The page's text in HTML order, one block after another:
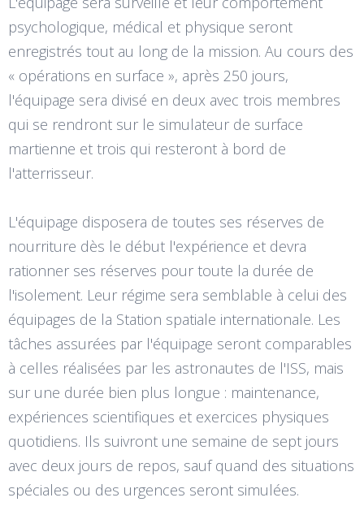
psychologique, médical et physique seront
enregistrés tout au long de la mission. Au cours des
« opérations en surface », après 250 jours,
l'équipage sera divisé en deux avec trois membres
qui se rendront sur le simulateur de surface
martienne et trois qui resteront à bord de
l'atterrisseur.
L'équipage disposera de toutes ses réserves de
nourriture dès le début l'expérience et devra
rationner ses réserves pour toute la durée de
l'isolement. Leur régime sera semblable à celui des
équipages de la Station spatiale internationale. Les
tâches assurées par l'équipage seront comparables
à celles réalisées par les astronautes de l'ISS, mais
sur une durée bien plus longue : maintenance,
expériences scientifiques et exercices physiques
quotidiens. Ils suivront une semaine de sept jours
avec deux jours de repos, sauf quand des situations
spéciales ou des urgences seront simulées.